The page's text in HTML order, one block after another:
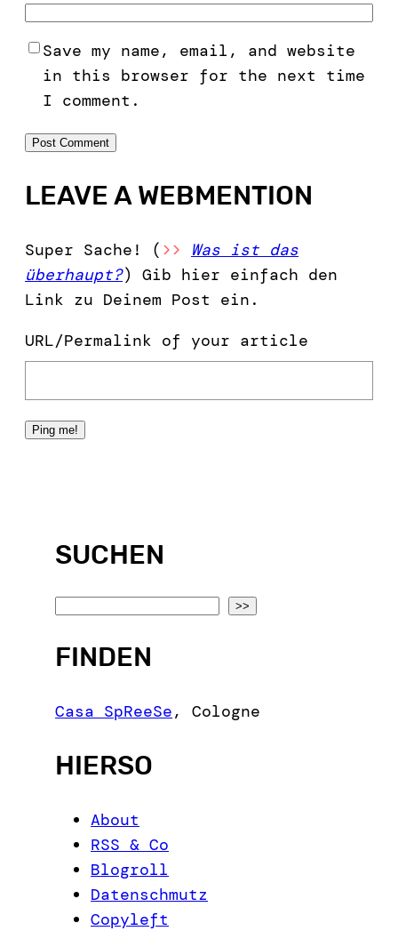
Save my name, email, and website
in this browser for the next time
I comment.
LEAVE A WEBMENTION
Super Sache! ( >>
Was ist das
überhaupt?) Gib hier einfach den
Link zu Deinem Post ein.
URL/Permalink of your article
SUCHEN
a
c
>>
FINDEN
Casa SpReeSe,Cologne
HIERSO
About
RSS & Co
Blogroll
Datenschmutz
Copyleft